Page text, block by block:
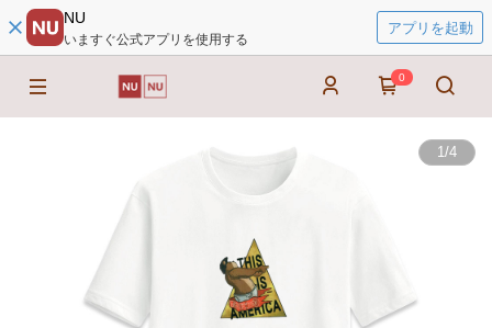
NU
いますぐ公式アプリを使用する
アプリを起動
0
1/4